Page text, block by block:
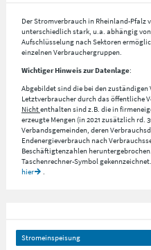
Der Stromverbrauch in Rheinland-Pfalz
unterschiedlich stark, u.a. abhängig
Aufschlüsselung nachSektoren
einzelnen Verbrauchergruppen.
Wichtiger Hinweis zur Datenlage:
Abgebildet sind die bei den
Letztverbraucher durch das öffentliche
Nichtenthalten sind z.B. die in
erzeugte Mengen (in 2021 zusätzlich rd.
Verbandsgemeinden, deren
Endenergieverbrauch nach
Beschäftigtenzahlen
Taschenrechner-Symbol
hier
.
Stromeinspeisung